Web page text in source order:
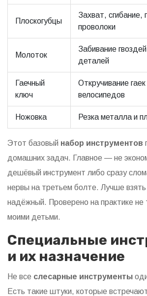
Плоскогубцы
Захват, сгибание,
проволоки
Молоток
Забивание
деталей
Гаечный
ключ
Откручивание
велосипедов
Ножовка Резка металла и
Этот базовый набор инструментов
домашних задач. Главное — не
дешёвый инструмент либо сразу
нервы на третьем болте. Лучше
надёжный. Проверено на практике не
моими детьми.
Специальные
и их назначение
Не все слесарные инструменты
Есть такие штуки, которые